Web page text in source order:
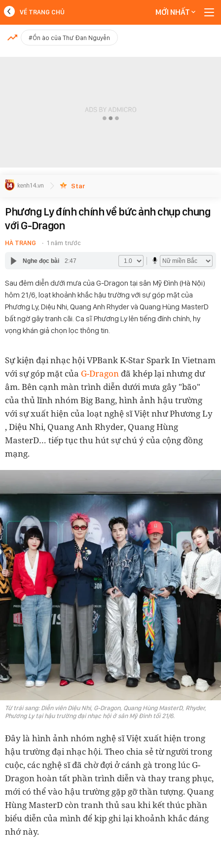
MỚI NHẤT
VỀ TRANG CHỦ MỚI NHẤT
#Ồn ào của Thư Đan Nguyễn
Star
Phương Ly đính chính về bức ảnh chụp chung
với G-Dragon
HÀ TRANG 1 năm trước
Nghe đọc bài 2:47
Sau đêm diễn dưới mưa của G-Dragon tại sân Mỹ Đình (Hà Nội)
hôm 21/6, loạt khoảnh khắc hậu trường với sự góp mặt của
Phương Ly, Diệu Nhi, Quang Anh Rhyder và Quang Hùng MasterD
bất ngờ gây tranh cãi. Ca sĩ Phương Ly lên tiếng đính chính, hy
vọng khán giả chọn lọc thông tin.
Sự kiện đại nhạc hội VPBank K-Star Spark In Vietnam
với sự góp mặt của G-Dragon đã khép lại nhưng dư
âm. Bên cạnh màn trình diễn dưới mưa gây "bão"
của thủ lĩnh nhóm Big Bang, hình ảnh hậu trường
với sự xuất hiện của loạt nghệ sĩ Việt như Phương Ly
, Diệu Nhi, Quang Anh Rhyder, Quang Hùng
MasterD… tiếp tục thu hút sự chú ý của cộng đồng
mạng.
Từ trái sang: Diễn viên Diệu Nhi, G-Dragon, Quang Hùng MasterD, Rhyder,
Phương Ly tại hậu trường đại nhạc hội ở sân Mỹ Đình tối 21/6.
Đây là hình ảnh nhóm nghệ sĩ Việt xuất hiện trong
hậu trường đại nhạc hội. Theo chia sẻ từ người trong
cuộc, các nghệ sĩ đã chờ đợi ở cánh gà trong lúc G-
Dragon hoàn tất phần trình diễn và thay trang phục,
mới có thể vào hậu trường gặp gỡ thần tượng. Quang
Hùng MasterD còn tranh thủ sau khi kết thúc phần
biểu diễn của mình để kịp ghi lại khoảnh khắc đáng
nhớ này.